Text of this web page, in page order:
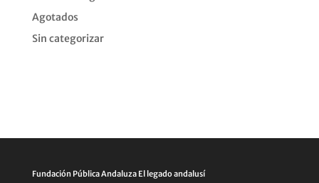
Agotados
Sin categorizar
Fundación Pública Andaluza El legado andalusí